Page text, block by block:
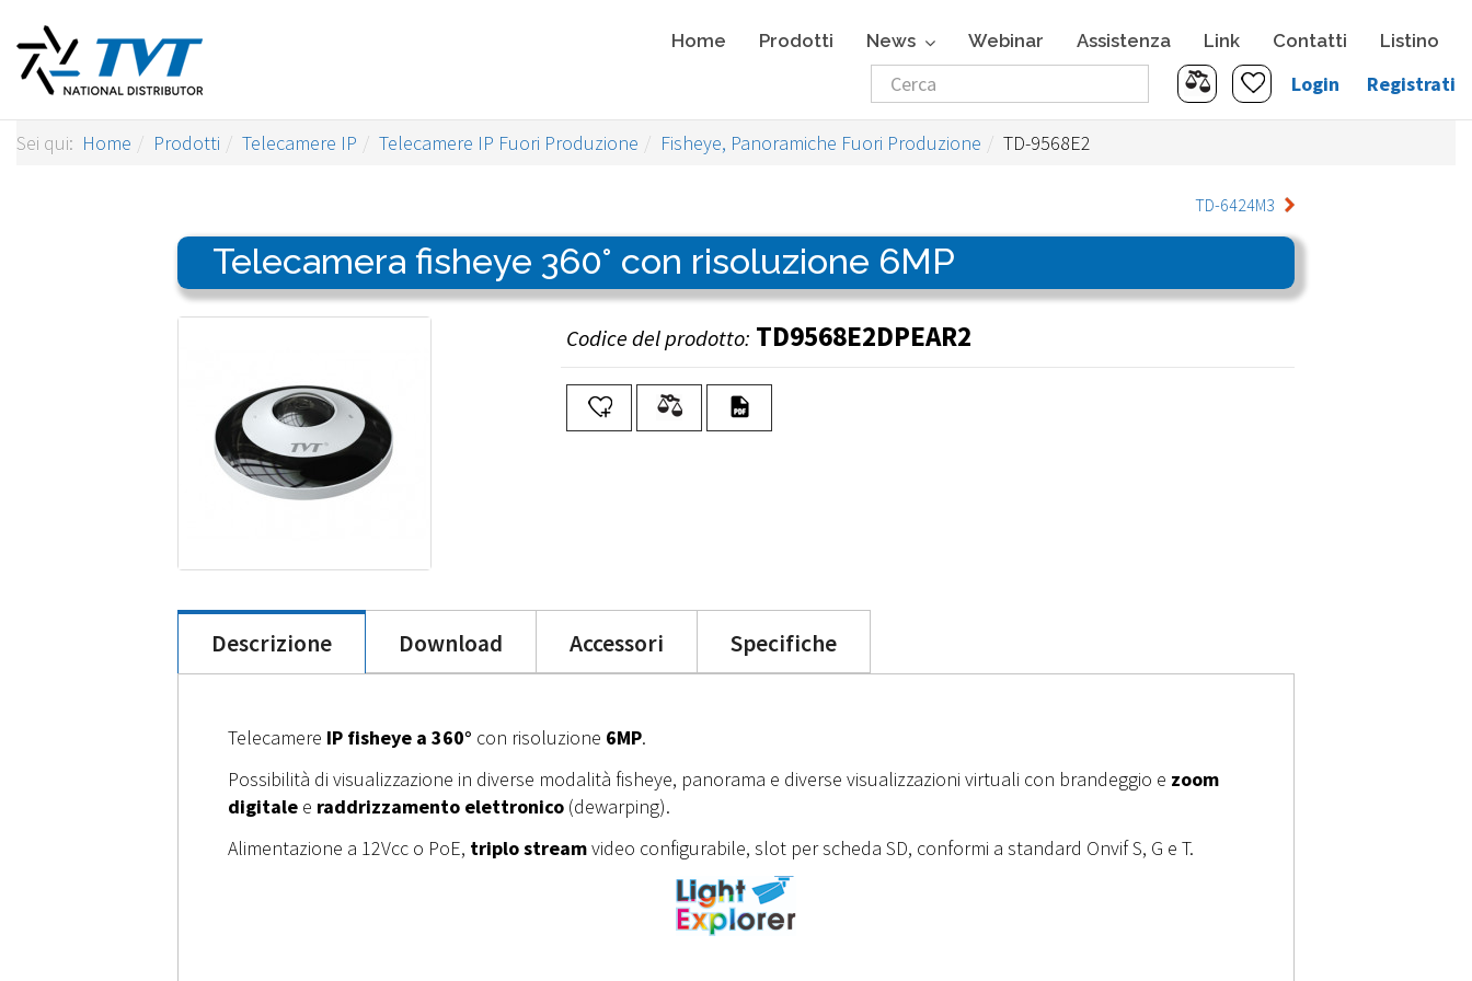
Home Prodotti News Webinar Assistenza Link Contatti Listino
Registrati
Login
Sei qui: Home Prodotti Telecamere IP Telecamere IP Fuori Produzione Fisheye, Panoramiche Fuori Produzione TD-9568E2
TD-6424M3
Telecamera fisheye 360° con risoluzione 6MP
Codice del prodotto: TD9568E2DPEAR2
Descrizione Download Accessori Specifiche
Telecamere IP fisheye a 360° con risoluzione 6MP.
Possibilità di visualizzazione in diverse modalità fisheye, panorama e diverse visualizzazioni virtuali con brandeggio e zoom
digitale e raddrizzamento elettronico (dewarping).
Alimentazione a 12Vcc o PoE, triplo streamvideo configurabile, slot per scheda SD, conformi a standard Onvif S, G e T.